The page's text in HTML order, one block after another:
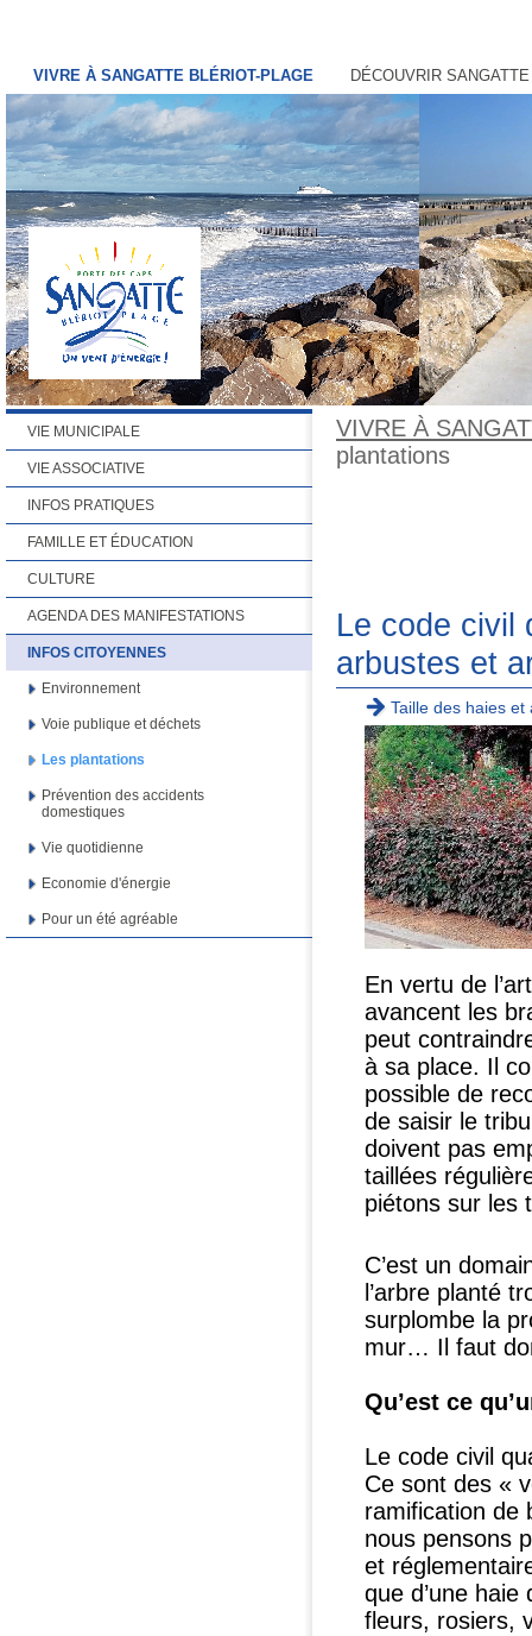
VIVRE À SANGATTE BLÉRIOT-PLAGE DÉCOUVRIR
VIVRE À
plantations
Le code civil
arbustes et
Taille des haies et
En vertu de
avancent les
peut
à sa place. Il
possible de
de saisir le
doivent pas
taillées
piétons sur les
C’est un
l’arbre planté
surplombe la
mur… Il faut
Qu’est ce
Le code civil
Ce sont des «
ramification de
nous pensons
et
que d’une
fleurs, rosiers,
VIE MUNICIPALE
VIE ASSOCIATIVE
INFOS PRATIQUES
FAMILLE ET ÉDUCATION
CULTURE
AGENDA DES MANIFESTATIONS
INFOS CITOYENNES
Environnement
Voie publique et déchets
Les plantations
Prévention des accidents
domestiques
Vie quotidienne
Economie d'énergie
Pour un été agréable